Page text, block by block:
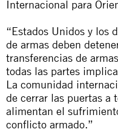
Internacional para
“Estados Unidos y los
de armas deben
transferencias de
todas las partes
La comunidad
de cerrar las puertas a
alimentan el
conflicto armado.”